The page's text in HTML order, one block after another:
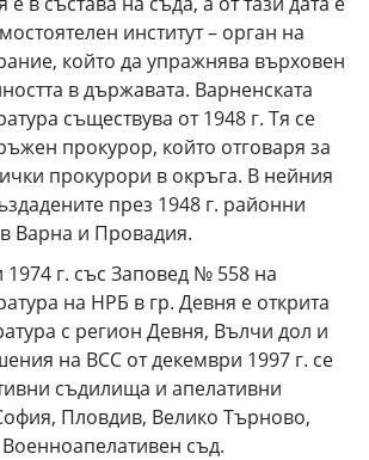
институт – орган на
който да упражнява върховен
в държавата. Варненската
съществува от 1948 г. Тя се
прокурор, който отговаря за
прокурори в окръга. В нейния
през 1948 г. районни
Варна и Провадия.
г. със Заповед № 558 на
на НРБ в гр. Девня е открита
с регион Девня, Вълчи дол и
на ВСС от декември 1997 г. се
съдилища и апелативни
Пловдив, Велико Търново,
съд.